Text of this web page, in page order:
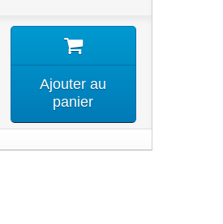
Ajouter au
panier